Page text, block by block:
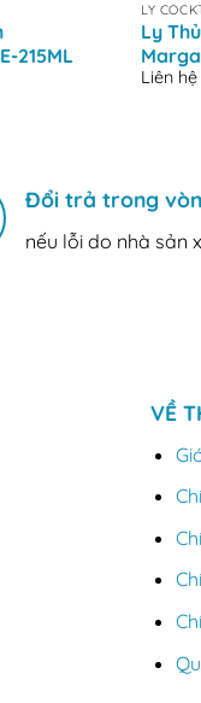
215ML
LY
Ly
Liên
Đổi trả trong
nếu lỗi do nhà sản
VỀ